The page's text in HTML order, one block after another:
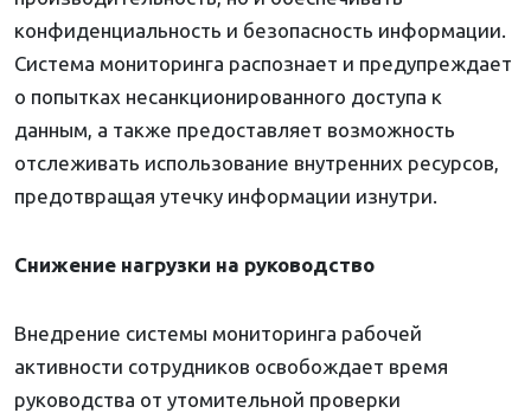
конфиденциальность и безопасность информации.
Система мониторинга распознает и предупреждает
о попытках несанкционированного доступа к
данным, а также предоставляет возможность
отслеживать использование внутренних ресурсов,
предотвращая утечку информации изнутри.
Снижение нагрузки на руководство
Внедрение системы мониторинга рабочей
активности сотрудников освобождает время
руководства от утомительной проверки